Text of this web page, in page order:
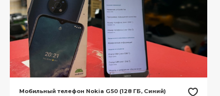
Мобильный телефон Nokia G50 (128 ГБ, Синий)